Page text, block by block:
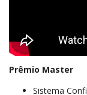
Prêmio Master
Sistema